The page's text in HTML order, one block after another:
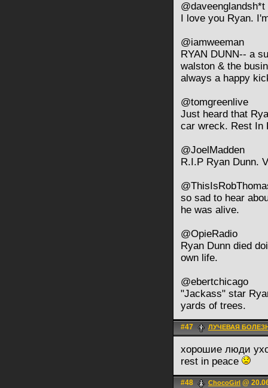
@daveenglandsh*t
I love you Ryan.
@iamweeman
RYAN DUNN-- a
walston & the
always a happy
@tomgreenlive
Just heard that
car wreck. Rest In
@JoelMadden
R.I.P Ryan Dunn.
so sad to hear
he was alive.
@OpieRadio
Ryan Dunn died
own life.
@ebertchicago
"Jackass" star
yards of trees.
#47 ЛУЧЕВАЯ
хорошие люди
rest in peace
#48 ChocoGirl @